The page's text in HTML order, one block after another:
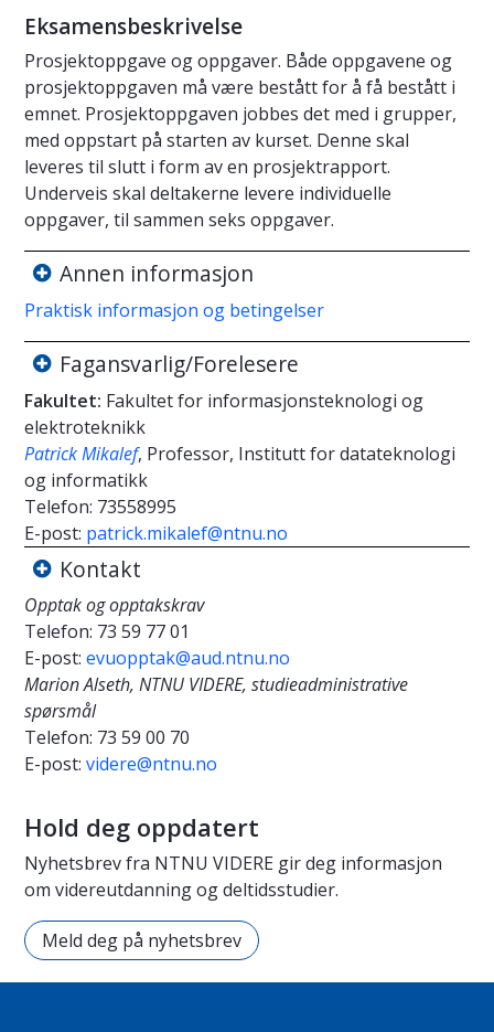
Eksamensbeskrivelse
Prosjektoppgave og oppgaver. Både oppgavene og
prosjektoppgaven må være bestått for å få bestått i
emnet. Prosjektoppgaven jobbes det med i grupper,
med oppstart på starten av kurset. Denne skal
leveres til slutt i form av en prosjektrapport.
Underveis skal deltakerne levere individuelle
oppgaver, til sammen seks oppgaver.
Annen informasjon
Praktisk informasjon og betingelser
Fagansvarlig/Forelesere
Fakultet: Fakultet for informasjonsteknologi og
elektroteknikk
Patrick Mikalef, Professor, Institutt for datateknologi
og informatikk
Telefon: 73558995
E-post: patrick.mikalef@ntnu.no
Kontakt
Opptak og opptakskrav
Telefon: 73 59 77 01
E-post: evuopptak@aud.ntnu.no
Marion Alseth, NTNU VIDERE, studieadministrative
spørsmål
Telefon: 73 59 00 70
E-post: videre@ntnu.no
Hold deg oppdatert
Nyhetsbrev fra NTNU VIDERE gir deg informasjon
om videreutdanning og deltidsstudier.
Meld deg på nyhetsbrev